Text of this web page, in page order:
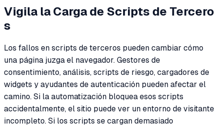
Vigila la Carga de Scripts de Tercero
s
Los fallos en scripts de terceros pueden cambiar cómo
una página juzga el navegador. Gestores de
consentimiento, análisis, scripts de riesgo, cargadores de
widgets y ayudantes de autenticación pueden afectar el
camino. Si la automatización bloquea esos scripts
accidentalmente, el sitio puede ver un entorno de visitante
incompleto. Si los scripts se cargan demasiado